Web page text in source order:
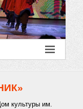
культуры им.